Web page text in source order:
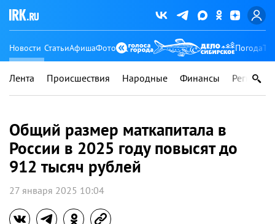
Новости СтатьиАфишаФото Погода
Лента Происшествия Народные Финансы Регионы
Общий размер маткапитала в
России в 2025 году повысят до
912 тысяч рублей
27 января 2025 10:04